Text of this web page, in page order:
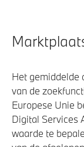
Het gemiddelde
van de
Europese Unie
Digital Services
waarde te